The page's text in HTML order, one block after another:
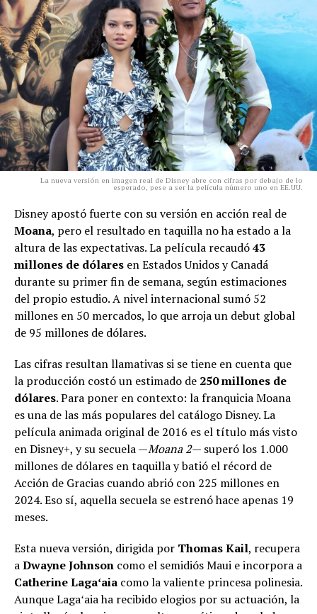
La nueva versión en imagen real de Disney abre con cifras por debajo de lo
esperado, pese a ser la película número uno en EE.UU.
Disney apostó fuerte con su versión en acción real de
Moana, pero el resultado en taquilla no ha estado a la
altura de las expectativas. La película recaudó43
millones de dólares en Estados Unidos y Canadá
durante su primer fin de semana, según estimaciones
del propio estudio. A nivel internacional sumó 52
millones en 50 mercados, lo que arroja un debut global
de 95 millones de dólares.
Las cifras resultan llamativas si se tiene en cuenta que
la producción costó un estimado de 250 millones de
dólares. Para poner en contexto: la franquicia Moana
es una de las más populares del catálogo Disney. La
película animada original de 2016 es el título más visto
en Disney+, y su secuela —Moana 2— superó los 1.000
millones de dólares en taquilla y batió el récord de
Acción de Gracias cuando abrió con 225 millones en
2024. Eso sí, aquella secuela se estrenó hace apenas 19
meses.
Esta nueva versión, dirigida por Thomas Kail, recupera
aDwayne Johnson como el semidiós Maui e incorpora a
Catherine Lagaʻaia como la valiente princesa polinesia.
Aunque Lagaʻaia ha recibido elogios por su actuación, la